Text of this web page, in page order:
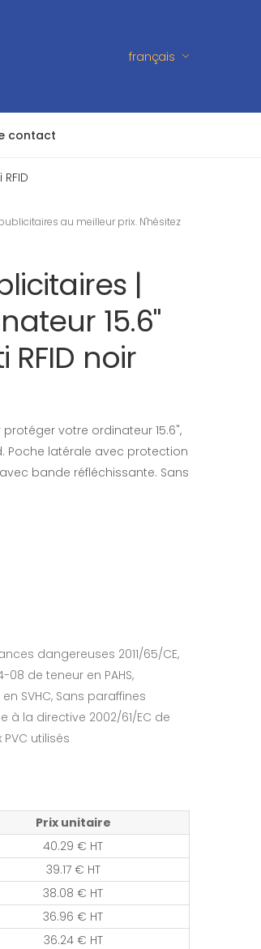
français
contact
au meilleur prix. N'hésitez
|
15.6"
noir
votre ordinateur 15.6",
Poche latérale avec protection
bande réfléchissante. Sans
dangereuses 2011/65/CE,
08 de teneur en PAHS,
SVHC, Sans paraffines
la directive 2002/61/EC de
utilisés
Prix unitaire
40.29 € HT
39.17 € HT
38.08 € HT
36.96 € HT
36.24 € HT